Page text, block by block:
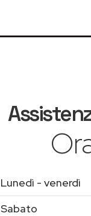
Lunedì - venerdì
Sabato